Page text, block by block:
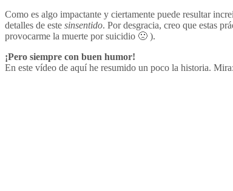
Como es algo impactante y ciertamente puede resultar
detalles de este sinsentido. Por desgracia, creo que estas
provocarme la muerte por suicidio 🙁 ).
¡Pero siempre con buen humor!
En este vídeo de aquí he resumido un poco la historia.